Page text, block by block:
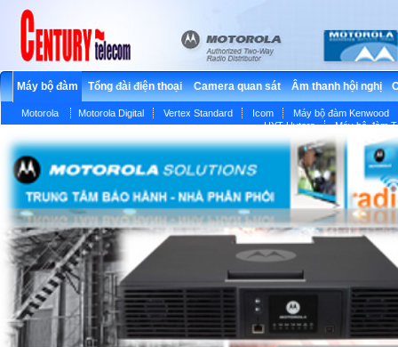
Máy bộ đàm Tổng đài điện thoại Camera quan sát Âm thanh hội nghị
Motorola Motorola Digital Vertex Standard Icom
Máy bộ đàm Kenwood
HYT Hytera
Máy bộ đàm